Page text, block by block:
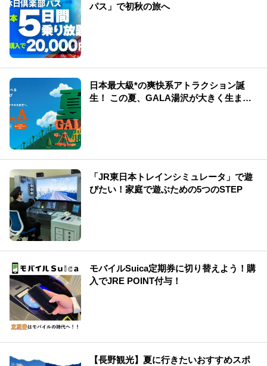
パス」で初秋の旅へ
日本最大級*の爽快系アトラクション誕
生！ この夏、GALA湯沢が大きく生まれ
「JR東日本トレインシミュレータ」で遊
びたい！家庭で遊ぶための5つのSTEP
モバイルSuica定期券に切り替えよう！購
入でJRE POINT付与！
【長野観光】夏に行きたいおすすめスポ